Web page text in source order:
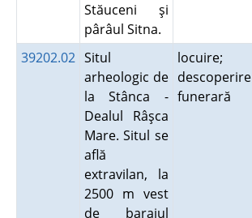
Stăuceni şi
pârâul Sitna.
39202.02 Situl
arheologic de
la Stânca -
Dealul Râşca
Mare. Situl se
află
extravilan, la
2500 m vest
de barajul
locuire;
descoperire
funerară